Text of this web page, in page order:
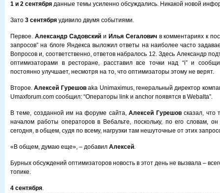
1 и 2 сентября данные темы усиленно обсуждались. Никакой новой
Зато 3 сентября удивило двумя событиями.
Первое. Александр Садовскийи Илья Сегаловичв комментариях к
запросов” на блоге Яндекса выложил ответы на наиболее часто
Вопросов и, соответственно, ответов набралось 12. Здесь Александр
оптимизаторами в ресторане, расставил все точки над “i” и
постоянно улучшает, несмотря на то, что оптимизаторы этому не верят.
Второе.Алексей Гурешовaka Unimaximus, генеральный директор
Umaxforum.com сообщил: “Операторы link и anchor появятся в Webalta”.
В теме, созданной им на форуме сайта,Алексей Гурешовсказал, что
началом работы операторов в Вебальте, поскольку, по его словам,
сегодня, в общем, судя по всему, нагрузки там нешуточные от этих
«В общем, думаю еще», – добавил Алексей.
Бурных обсуждений оптимизаторов новость в этот день не вызвала –
топике.
4 сентября.